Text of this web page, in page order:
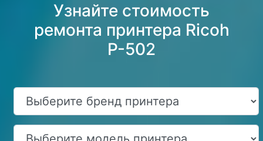
Узнайте стоимость
ремонта принтера Ricoh
P-502